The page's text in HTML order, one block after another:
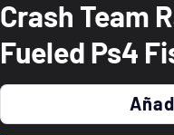
Crash Team
Fueled Ps4